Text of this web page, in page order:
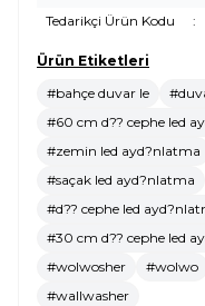
Tedarikçi Ürün Kodu
:
Ürün Etiketleri
#bahçe duvar le
#60 cm d?? cephe led
#zemin led ayd?nlatma
#saçak led ayd?nlatma
#d?? cephe led
#30 cm d?? cephe led
#wolwosher
#wolwo
#wallwasher